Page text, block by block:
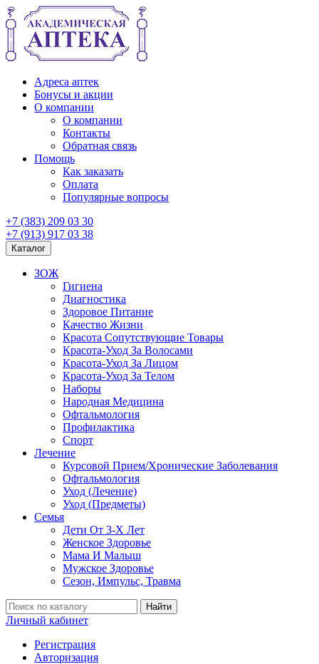
Адреса аптек
Бонусы и акции
О компании
О компании
Контакты
Обратная связь
Помощь
Как заказать
Оплата
Популярные вопросы
+7 (383) 209 03 30
+7 (913) 917 03 38
Каталог
ЗОЖ
Гигиена
Диагностика
Здоровое Питание
Качество Жизни
Красота Сопутствующие Товары
Красота-Уход За Волосами
Красота-Уход За Лицом
Красота-Уход За Телом
Наборы
Народная Медицина
Офтальмология
Профилактика
Спорт
Лечение
Курсовой Прием/Хронические Заболевания
Офтальмология
Уход (Лечение)
Уход (Предметы)
Семья
Дети От 3-Х Лет
Женское Здоровье
Мама И Малыш
Мужское Здоровье
Сезон, Импульс, Травма
Найти
Личный кабинет
Регистрация
Авторизация